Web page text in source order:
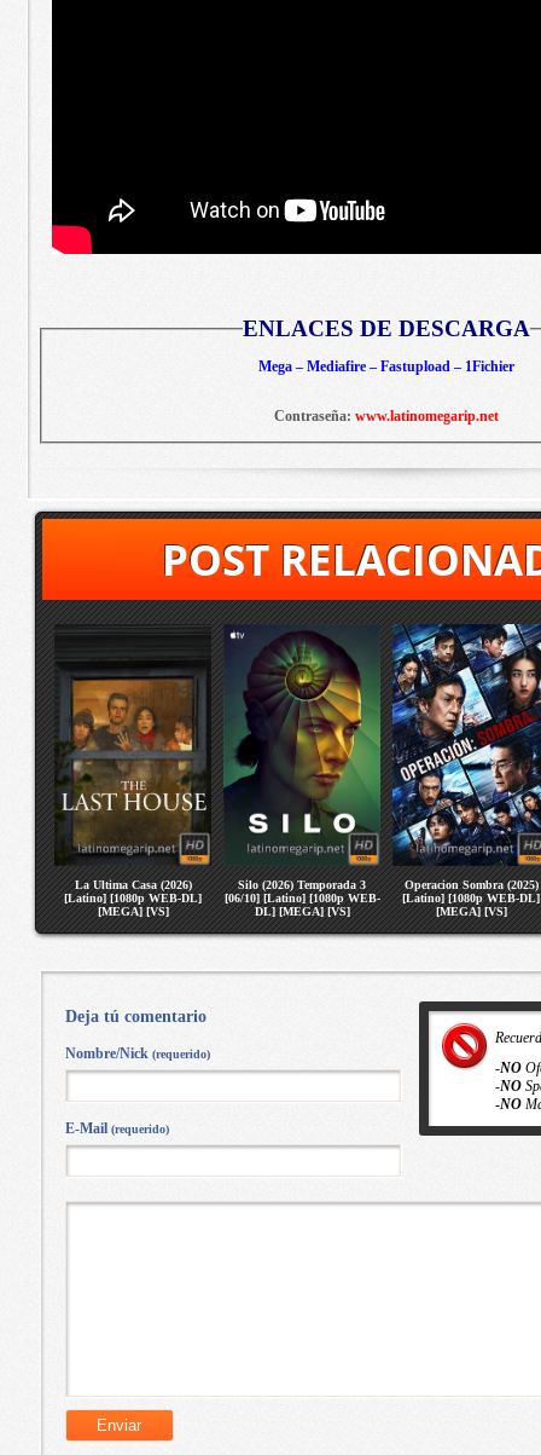
ENLACES DE DESCARGA
Mega – Mediafire – Fastupload – 1Fichier
Contraseña: www.latinomegarip.net
POST
La Ultima Casa (2026)
[Latino] [1080p WEB-DL]
[MEGA] [VS]
Silo (2026) Temporada 3
[06/10] [Latino] [1080p WEB-
DL] [MEGA] [VS]
Operacion Sombra (2025)
[Latino] [1080p WEB-DL]
[MEGA] [VS]
-NO
-NO
-NO
Deja tú comentario
Nombre/Nick (requerido)
E-Mail (requerido)